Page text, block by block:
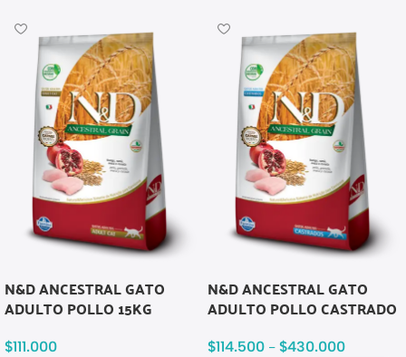
N&D ANCESTRAL GATO
ADULTO POLLO 15KG
$111.000
N&D ANCESTRAL GATO
ADULTO POLLO CASTRADO
$114.500 - $430.000